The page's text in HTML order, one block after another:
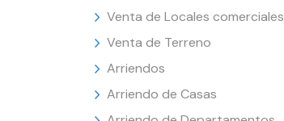
Venta de Locales comerciales
Venta de Terreno
Arriendos
Arriendo de Casas